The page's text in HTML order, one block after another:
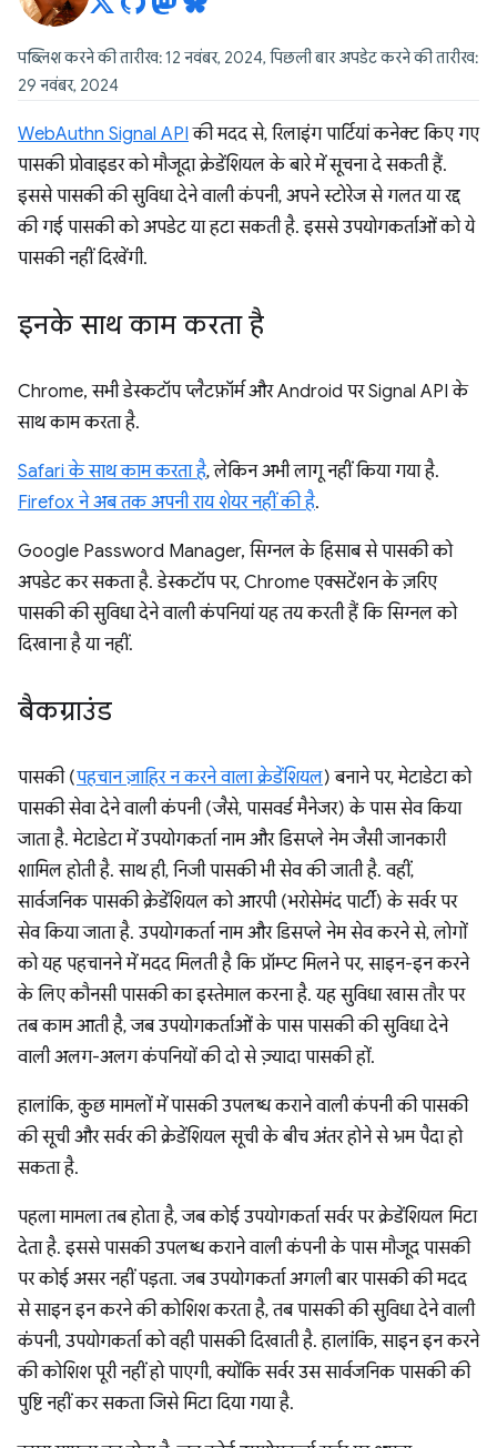
पब्लिश करने की तारीख: 12 नवंबर, 2024, पिछली बार अपडेट करने की तारीख:
29 नवंबर, 2024
WebAuthn Signal API की मदद से, रिलाइंग पार्टियां कनेक्ट किए गए
पासकी प्रोवाइडर को मौजूदा क्रेडेंशियल के बारे में सूचना दे सकती हैं.
इससे पासकी की सुविधा देने वाली कंपनी, अपने स्टोरेज से गलत या रद्द
की गई पासकी को अपडेट या हटा सकती है. इससे उपयोगकर्ताओं को ये
पासकी नहीं दिखेंगी.
इनके साथ काम करता है
Chrome, सभी डेस्कटॉप प्लैटफ़ॉर्म और Android पर Signal API के
साथ काम करता है.
Safari के साथ काम करता है, लेकिन अभी लागू नहीं किया गया है.
Firefox ने अब तक अपनी राय शेयर नहीं की है.
Google Password Manager, सिग्नल के हिसाब से पासकी को
अपडेट कर सकता है. डेस्कटॉप पर, Chrome एक्सटेंशन के ज़रिए
पासकी की सुविधा देने वाली कंपनियां यह तय करती हैं कि सिग्नल को
दिखाना है या नहीं.
बैकग्राउंड
पासकी (पहचान ज़ाहिर न करने वाला क्रेडेंशियल) बनाने पर, मेटाडेटा को
पासकी सेवा देने वाली कंपनी (जैसे, पासवर्ड मैनेजर) के पास सेव किया
जाता है. मेटाडेटा में उपयोगकर्ता नाम और डिसप्ले नेम जैसी जानकारी
शामिल होती है. साथ ही, निजी पासकी भी सेव की जाती है. वहीं,
सार्वजनिक पासकी क्रेडेंशियल को आरपी (भरोसेमंद पार्टी) के सर्वर पर
सेव किया जाता है. उपयोगकर्ता नाम और डिसप्ले नेम सेव करने से, लोगों
को यह पहचानने में मदद मिलती है कि प्रॉम्प्ट मिलने पर, साइन-इन करने
के लिए कौनसी पासकी का इस्तेमाल करना है. यह सुविधा खास तौर पर
तब काम आती है, जब उपयोगकर्ताओं के पास पासकी की सुविधा देने
वाली अलग-अलग कंपनियों की दो से ज़्यादा पासकी हों.
हालांकि, कुछ मामलों में पासकी उपलब्ध कराने वाली कंपनी की पासकी
की सूची और सर्वर की क्रेडेंशियल सूची के बीच अंतर होने से भ्रम पैदा हो
सकता है.
पहला मामला तब होता है, जब कोई उपयोगकर्ता सर्वर पर क्रेडेंशियल मिटा
देता है. इससे पासकी उपलब्ध कराने वाली कंपनी के पास मौजूद पासकी
पर कोई असर नहीं पड़ता. जब उपयोगकर्ता अगली बार पासकी की मदद
से साइन इन करने की कोशिश करता है, तब पासकी की सुविधा देने वाली
कंपनी, उपयोगकर्ता को वही पासकी दिखाती है. हालांकि, साइन इन करने
की कोशिश पूरी नहीं हो पाएगी, क्योंकि सर्वर उस सार्वजनिक पासकी की
पुष्टि नहीं कर सकता जिसे मिटा दिया गया है.